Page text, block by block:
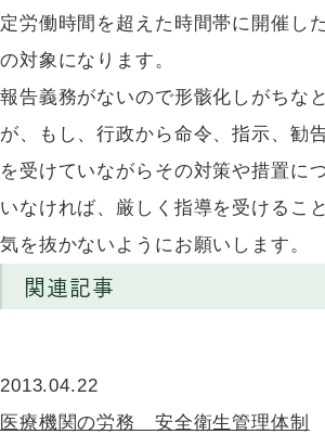
定労働時間を超えた時間帯に開催し
の対象になります。
報告義務がないので形骸化しがちな
が、もし、行政から命令、指示、勧
を受けていながらその対策や措置に
いなければ、厳しく指導を受けるこ
気を抜かないようにお願いします。
関連記事
2013.04.22
医療機関の労務 安全衛生管理体制